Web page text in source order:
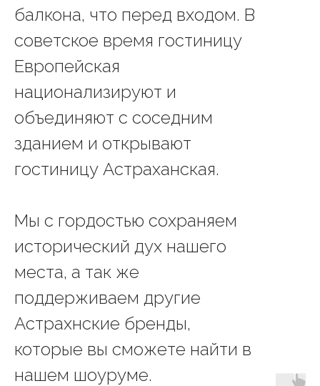
балкона, что перед входом. В
советское время гостиницу
Европейская
национализируют и
объединяют с соседним
зданием и открывают
гостиницу Астраханская.
Мы с гордостью сохраняем
исторический дух нашего
места, а так же
поддерживаем другие
Астрахнские бренды,
которые вы сможете найти в
нашем шоуруме.